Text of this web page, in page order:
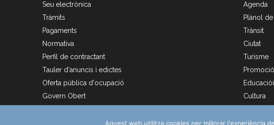
Aquest web utilitza cookies per millorar l'experiència
Seu electrònica
Tràmits
Pagaments
Normativa
Perfil de contractant
Tauler d'anuncis i edictes
Oferta pública d'ocupació
Govern Obert
Agenda
Plànol
Trànsit
Ciutat
Turisme
Cultura